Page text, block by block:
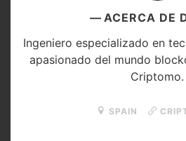
ACERCA DE
Ingeniero especializado en
apasionado del mundo
Criptomo.
SPAIN